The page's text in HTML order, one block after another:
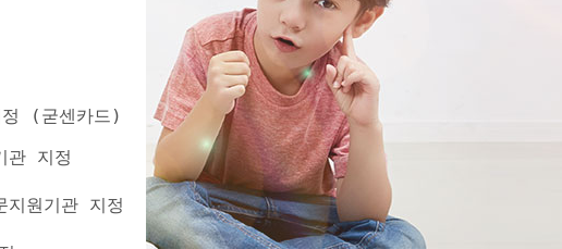
(굳센카드)
관 지정
원기관 지정